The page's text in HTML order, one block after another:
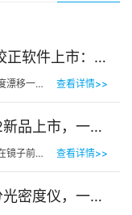
三恩时NetMetric网络校正软件上市：告别返厂，15分钟让测色仪“恢复出厂精度”
在工业色彩品质管控领域，仪器精度漂移一直是制造企业挥之不去的隐痛。同一批货，A车间测合格、B车间测不合… 查看详情>>
三恩时皮肤色差宝PS02新品上市，一键测出你的精准肤色等级
你有没有见过这样的场景——客人在镜子前端详半天，问：“我是不是白了一点？”美容师… 查看详情>>
新品 | 三恩时TS1060分光密度仪，一机覆盖平版装潢印刷品色密度与色差检测